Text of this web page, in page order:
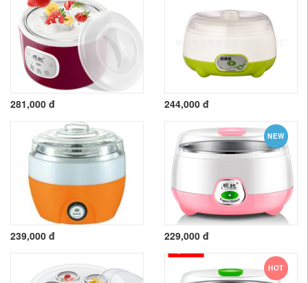
281,000 đ 244,000 đ
239,000 đ
NEW
229,000 đ
HOT